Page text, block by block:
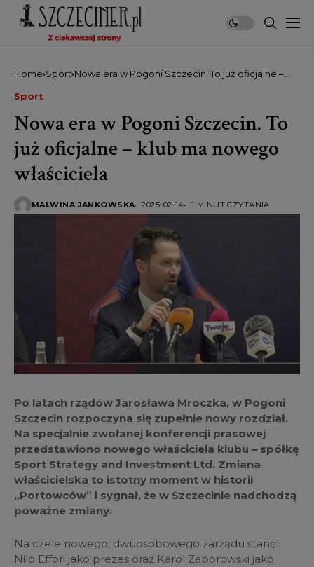
Home Sport Nowa era w Pogoni Szczecin. To już oficjalne –
Sport
Nowa era w Pogoni Szczecin. To
już oficjalne – klub ma nowego
właściciela
MALWINA JANKOWSKA 2025-02-14 1 MINUT CZYTANIA
Po latach rządów Jarosława Mroczka, w Pogoni
Szczecin rozpoczyna się zupełnie nowy rozdział.
Na specjalnie zwołanej konferencji prasowej
przedstawiono nowego właściciela klubu – spółkę
Sport Strategy and Investment Ltd. Zmiana
właścicielska to istotny moment w historii
„Portowców” i sygnał, że w Szczecinie nadchodzą
poważne zmiany.
Na czele nowego, dwuosobowego zarządu stanęli
Nilo Effori jako prezes oraz Karol Zaborowski jako